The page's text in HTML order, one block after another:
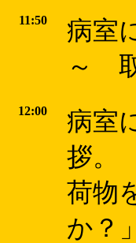
11:50
病室
～
12:00
病室
拶。
荷物
か？